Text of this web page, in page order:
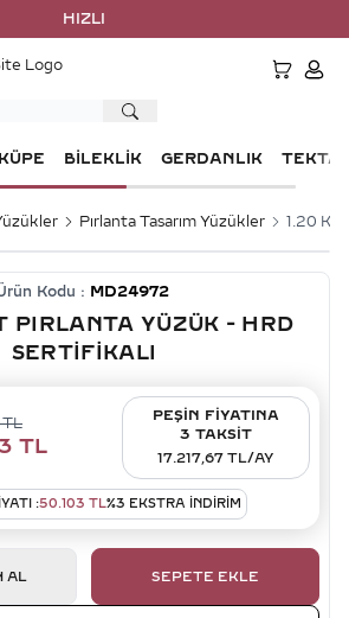
HIZLI KA
KÜPE BILEKLIK GERDANLIK TEKTAŞ
Pırlanta Tasarım Yüzükler 1.20
Kodu : MD24972
PIRLANTA YÜZÜK - HRD
SERTIFIKALI
TL
TL
PEŞİN FİYATINA
3 TAKSİT
17.217,67 TL/AY
:50.103 TL%3 EKSTRA İNDİRİM
AL SEPETE EKLE